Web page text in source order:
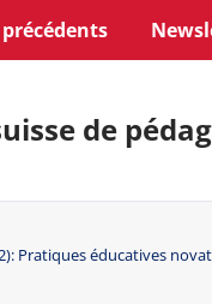
de
Pratiques éducatives